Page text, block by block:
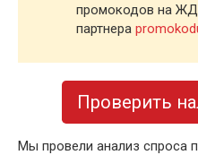
промокодов на ЖД
партнера
Проверить
Мы провели анализ спроса